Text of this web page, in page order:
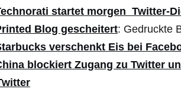
startet morgen Twitter-
Blog gescheitert: Gedruckte
verschenkt Eis bei
blockiert Zugang zu Twitter